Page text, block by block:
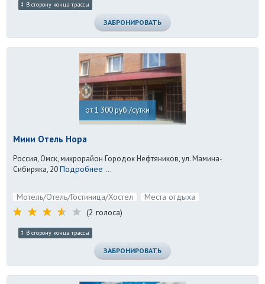
В сторону конца трассы
ЗАБРОНИРОВАТЬ
от 1 300 руб./сутки
Мини Отель Нора
Россия, Омск, микрорайон Городок Нефтяников, ул. Мамина-
Сибиряка, 20Подробнее ...
Мотель/Отель/Гостиница/Хостел
Места отдыха
(2 голоса)
В сторону конца трассы
ЗАБРОНИРОВАТЬ